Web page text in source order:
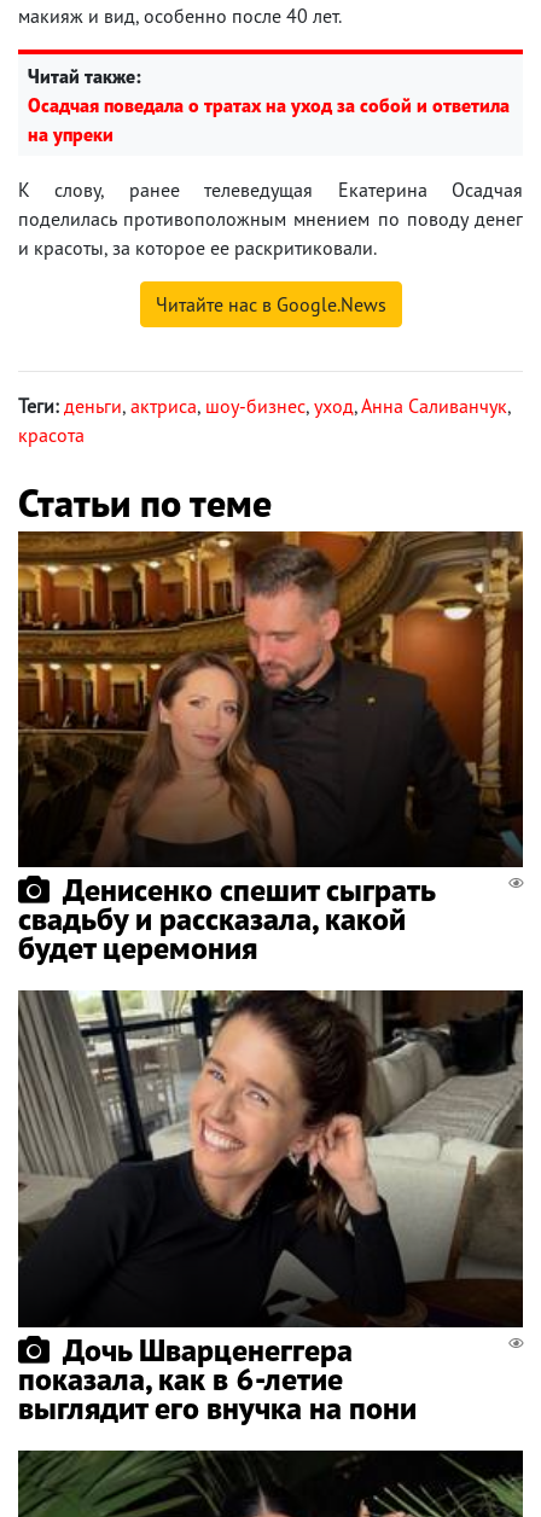
макияж и вид, особенно после 40 лет.
Читай также:
Осадчая поведала о тратах на уход за собой и ответила
на упреки
К слову, ранее телеведущая Екатерина Осадчая
поделилась противоположным мнением по поводу денег
и красоты, за которое ее раскритиковали.
Читайте нас в Google.News
Теги: деньги, актриса, шоу-бизнес, уход,Анна Саливанчук,
красота
Статьи по теме
Денисенко спешит сыграть
свадьбу и рассказала, какой
будет церемония
Дочь Шварценеггера
показала, как в 6-летие
выглядит его внучка на пони